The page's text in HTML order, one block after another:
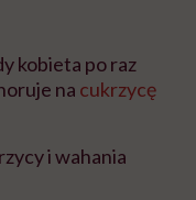
kobieta po raz
na cukrzycę
i wahania